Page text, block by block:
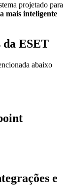
projetado para
mais inteligente
da ESET
abaixo
e